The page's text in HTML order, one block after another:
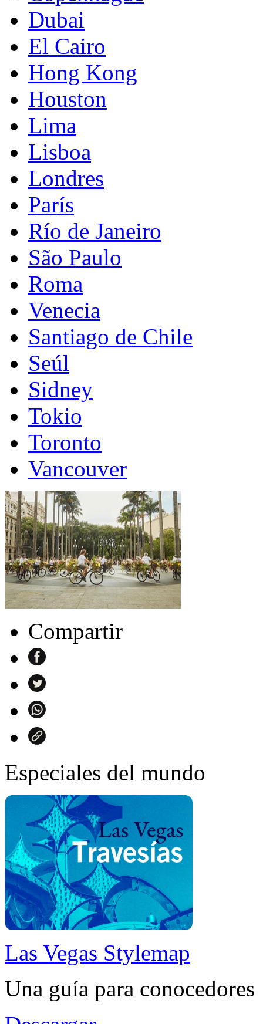
Dubai
El Cairo
Hong Kong
Houston
Lima
Lisboa
Londres
París
Río de Janeiro
São Paulo
Roma
Venecia
Santiago de Chile
Seúl
Sidney
Tokio
Toronto
Vancouver
Compartir
Especiales del mundo
Las Vegas Stylemap
Una guía para conocedores